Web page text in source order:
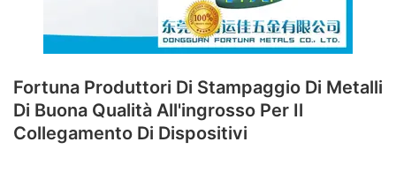
Fortuna Produttori Di Stampaggio Di Metalli
Di Buona Qualità All'ingrosso Per Il
Collegamento Di Dispositivi